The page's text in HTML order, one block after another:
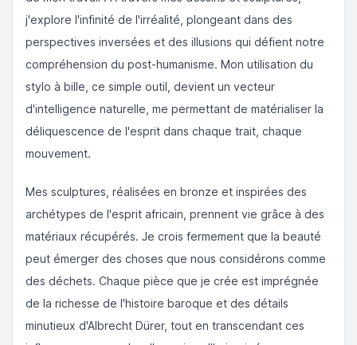
j'explore l'infinité de l'irréalité, plongeant dans des
perspectives inversées et des illusions qui défient notre
compréhension du post-humanisme. Mon utilisation du
stylo à bille, ce simple outil, devient un vecteur
d'intelligence naturelle, me permettant de matérialiser la
déliquescence de l'esprit dans chaque trait, chaque
mouvement.
Mes sculptures, réalisées en bronze et inspirées des
archétypes de l'esprit africain, prennent vie grâce à des
matériaux récupérés. Je crois fermement que la beauté
peut émerger des choses que nous considérons comme
des déchets. Chaque pièce que je crée est imprégnée
de la richesse de l'histoire baroque et des détails
minutieux d'Albrecht Dürer, tout en transcendant ces